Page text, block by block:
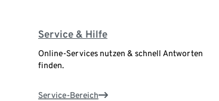
Service & Hilfe
Online-Services nutzen & schnell Antworten
finden.
Service-Bereich